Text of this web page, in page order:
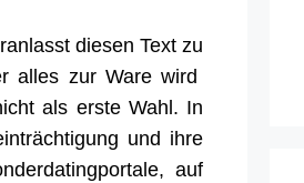
diesen Text zu
alles zur Ware wird
als erste Wahl. In
und ihre
auf